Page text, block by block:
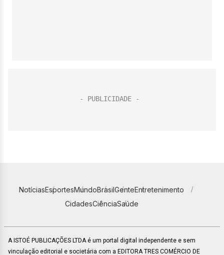
NotíciasEsportesMundoBrasilGenteEntretenimento
CidadesCiênciaSaúde
A ISTOÉ PUBLICAÇÕES LTDA é um portal digital independente e sem
vinculação editorial e societária com a EDITORA TRES COMÉRCIO DE